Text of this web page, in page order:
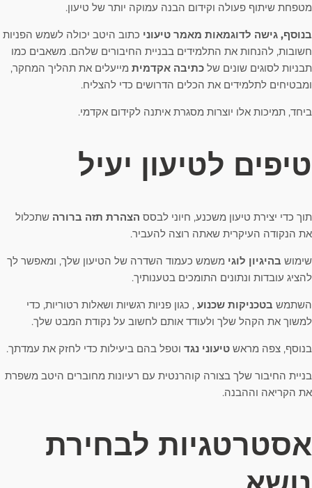
מטפחת שיתוף פעולה וקידום הבנה עמוקה יותר של טיעון.
בנוסף, גישה לדוגמאות מאמר טיעוני כתוב היטב יכולה לשמש הפניות
חשובות, להנחות את התלמידים בבניית החיבורים שלהם. משאבים כמו
תבניות לסוגים שונים של כתיבה אקדמית מייעלים את תהליך המחקר,
ומבטיחים לתלמידים את הכלים הדרושים כדי להצליח.
ביחד, תמיכות אלו יוצרות מסגרת איתנה לקידום אקדמי.
טיפים לטיעון יעיל
תוך כדי יצירת טיעון משכנע, חיוני לבסס הצהרת תזה ברורה שתכלול
את הנקודה העיקרית שאתה רוצה להעביר.
שימוש בהיגיון לוגי משמש כעמוד השדרה של הטיעון שלך, ומאפשר לך
להציג עובדות ונתונים התומכים בטענותיך.
השתמש בטכניקות שכנוע , כגון פניות רגשיות ושאלות רטוריות, כדי
למשוך את הקהל שלך ולעודד אותם לחשוב על נקודת המבט שלך.
בנוסף, צפה מראש טיעוני נגד וטפל בהם ביעילות כדי לחזק את עמדתך.
בניית החיבור שלך בצורה קוהרנטית עם רעיונות מחוברים היטב משפרת
את הקריאה וההבנה.
אסטרטגיות לבחירת